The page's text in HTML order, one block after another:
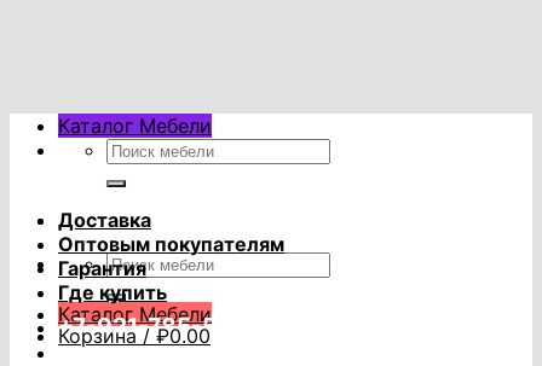
Искать:
Каталог Мебели
+7-921-785-53-53
Каталог Мебели
Искать:
Доставка
Оптовым покупателям
Гарантия
Где купить
Корзина / ₽0.00